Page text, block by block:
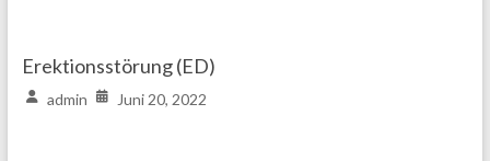
Erektionsstörung (ED)
admin Juni 20, 2022